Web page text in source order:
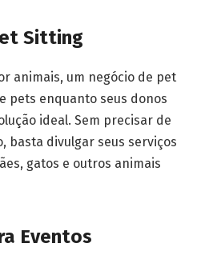
Sitting
animais, um negócio de pet
pets enquanto seus donos
ideal. Sem precisar de
basta divulgar seus serviços
gatos e outros animais
Eventos